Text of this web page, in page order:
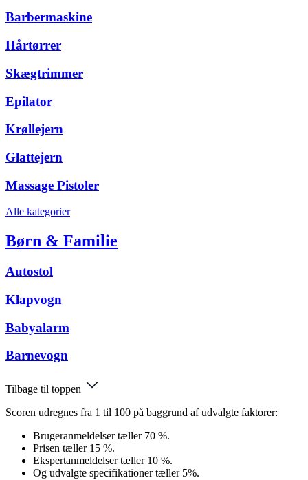
Barbermaskine
Hårtørrer
Skægtrimmer
Epilator
Krøllejern
Glattejern
Massage Pistoler
Alle kategorier
Børn & Familie
Autostol
Klapvogn
Babyalarm
Barnevogn
Tilbage til toppen
Scoren udregnes fra 1 til 100 på baggrund af udvalgte faktorer:
Brugeranmeldelser tæller 70 %.
Prisen tæller 15 %.
Ekspertanmeldelser tæller 10 %.
Og udvalgte specifikationer tæller 5%.